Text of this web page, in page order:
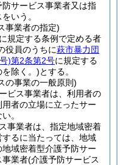
サービス事業者又は指
いう。
事業者の指定)
規定する条例で定める者
役員のうちに萩市暴力団
)第2条第2号に規定する
除く。)とする。
の事業の一般原則)
ビス事業者は、利用者の
者の立場に立ったサー
。
事業者は、指定地域密着
るに当たっては、地域
域密着型介護予防サー
事業者(介護予防サービス